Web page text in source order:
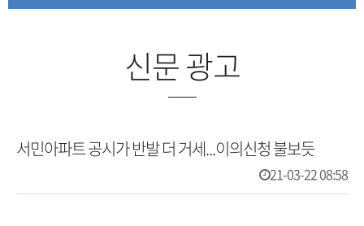
신문 광고
서민아파트 공시가 반발 더 거세...이의신청 불보듯
21-03-22 08:58